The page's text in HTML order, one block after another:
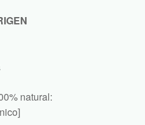
natural: